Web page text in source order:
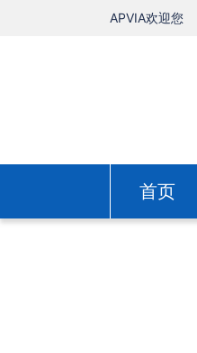
APVIA欢迎您
首页